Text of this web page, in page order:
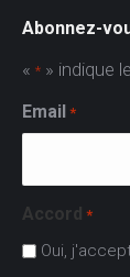
Abonnez-
« * » indique
Email *
Accord *
Oui,